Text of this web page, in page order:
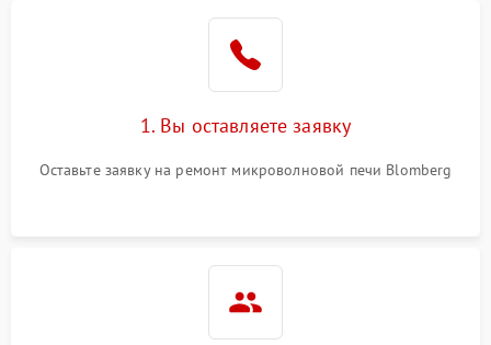
1. Вы оставляете заявку
Оставьте заявку на ремонт микроволновой печи Blomberg